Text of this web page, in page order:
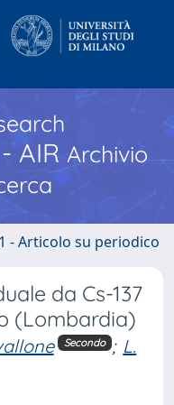
- AIR Archivio
- Articolo su periodico
da Cs-137
(Lombardia)
Secondo ; L.